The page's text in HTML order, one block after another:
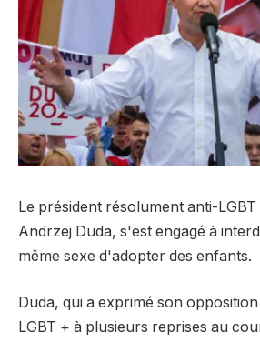
Le président résolument anti-
Andrzej Duda, s'est engagé à
même sexe d'adopter des enfants.
Duda, qui a exprimé son
LGBT + à plusieurs reprises au